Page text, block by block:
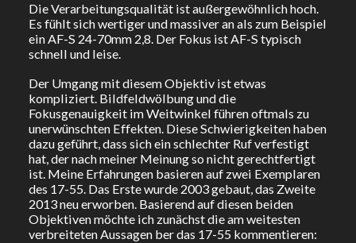
Die Verarbeitungsqualität ist außergewöhnlich hoch.
Es fühlt sich wertiger und massiver an als zum Beispiel
ein AF-S 24-70mm 2,8. Der Fokus ist AF-S typisch
schnell und leise.
Der Umgang mit diesem Objektiv ist etwas
kompliziert. Bildfeldwölbung und die
Fokusgenauigkeit im Weitwinkel führen oftmals zu
unerwünschten Effekten. Diese Schwierigkeiten haben
dazu geführt, dass sich ein schlechter Ruf verfestigt
hat, der nach meiner Meinung so nicht gerechtfertigt
ist. Meine Erfahrungen basieren auf zwei Exemplaren
des 17-55. Das Erste wurde 2003 gebaut, das Zweite
2013 neu erworben. Basierend auf diesen beiden
Objektiven möchte ich zunächst die am weitesten
verbreiteten Aussagen ber das 17-55 kommentieren: